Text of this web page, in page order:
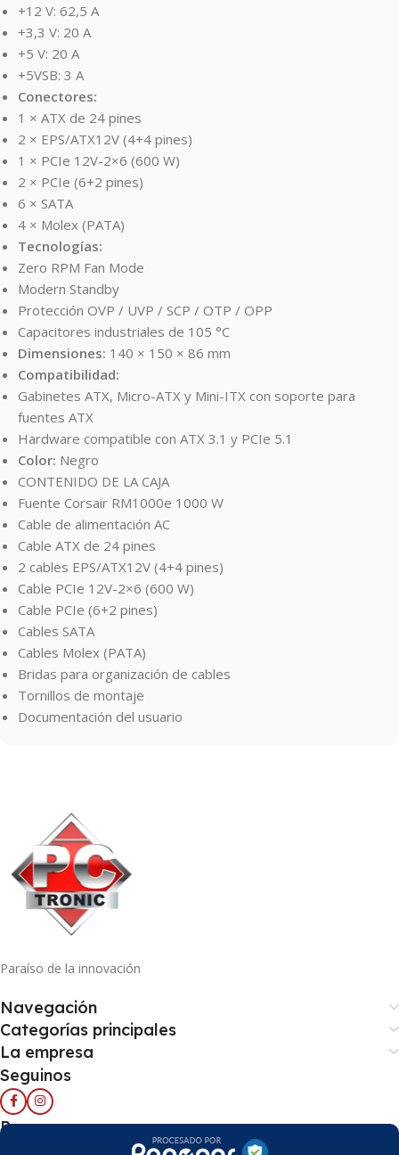
+12 V: 62,5 A
+3,3 V: 20 A
+5 V: 20 A
+5VSB: 3 A
Conectores:
1 × ATX de 24 pines
2 × EPS/ATX12V (4+4 pines)
1 × PCIe 12V-2×6 (600 W)
2 × PCIe (6+2 pines)
6 × SATA
4 × Molex (PATA)
Tecnologías:
Zero RPM Fan Mode
Modern Standby
Protección OVP / UVP / SCP / OTP / OPP
Capacitores industriales de 105 °C
Dimensiones: 140 × 150 × 86 mm
Compatibilidad:
Gabinetes ATX, Micro-ATX y Mini-ITX con soporte para
fuentes ATX
Hardware compatible con ATX 3.1 y PCIe 5.1
Color: Negro
CONTENIDO DE LA CAJA
Fuente Corsair RM1000e 1000 W
Cable de alimentación AC
Cable ATX de 24 pines
2 cables EPS/ATX12V (4+4 pines)
Cable PCIe 12V-2×6 (600 W)
Cable PCIe (6+2 pines)
Cables SATA
Cables Molex (PATA)
Bridas para organización de cables
Tornillos de montaje
Documentación del usuario
Paraíso de la innovación
Navegación
Categorías principales
La empresa
Seguinos
Pago seguro